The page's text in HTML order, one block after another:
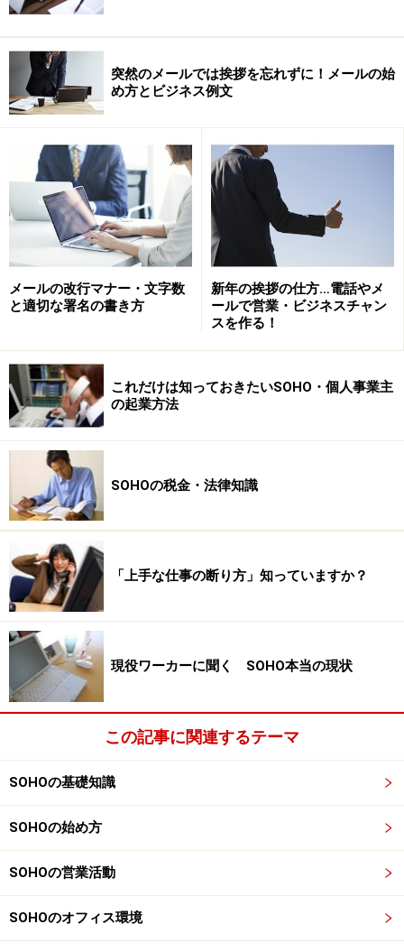
突然のメールでは挨拶を忘れずに！メールの始
め方とビジネス例文
メールの改行マナー・文字数
と適切な署名の書き方
新年の挨拶の仕方…電話やメ
ールで営業・ビジネスチャン
スを作る！
これだけは知っておきたいSOHO・個人事業主
の起業方法
SOHOの税金・法律知識
「上手な仕事の断り方」知っていますか？
現役ワーカーに聞く SOHO本当の現状
この記事に関連するテーマ
SOHOの基礎知識
SOHOの始め方
SOHOの営業活動
SOHOのオフィス環境